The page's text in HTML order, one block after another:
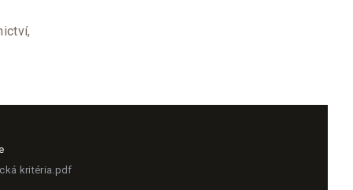
kritéria.pdf